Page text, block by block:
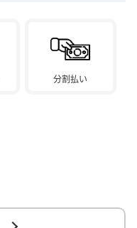
分割払い